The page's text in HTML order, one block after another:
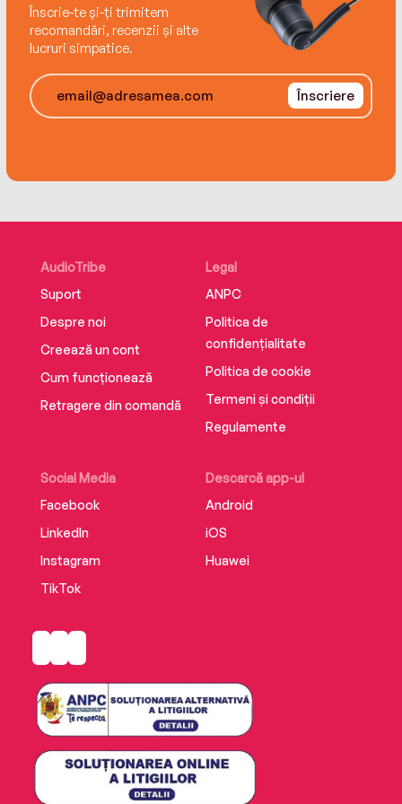
Înscrie-te și-ți trimitem
recomandări, recenzii și alte
lucruri simpatice.
Înscriere
AudioTribe
Suport
Despre noi
Creează un cont
Cum funcționează
Retragere din comandă
Social Media
Facebook
LinkedIn
Instagram
TikTok
Descarcă app-ul
Android
iOS
Huawei
Legal
ANPC
Politica de
confidențialitate
Politica de cookie
Termeni și condiții
Regulamente